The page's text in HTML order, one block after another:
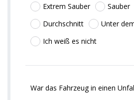
Extrem Sauber
Sauber
Durchschnitt
Unter
Ich weiß es nicht
War das Fahrzeug in einen